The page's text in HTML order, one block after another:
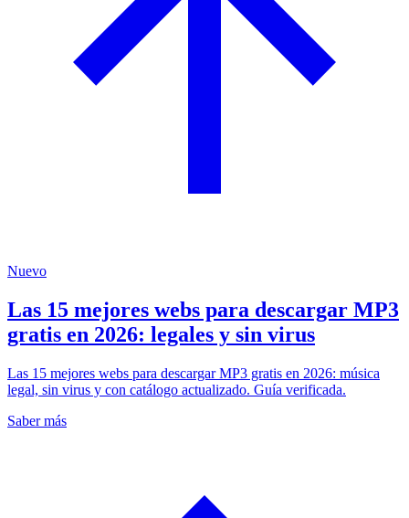
Nuevo
Las 15 mejores webs para descargar MP3
gratis en 2026: legales y sin virus
Las 15 mejores webs para descargar MP3 gratis en 2026: música
legal, sin virus y con catálogo actualizado. Guía verificada.
Saber más